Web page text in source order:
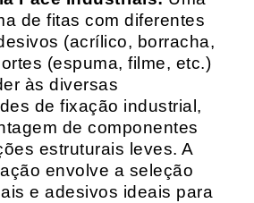
de fitas com diferentes
(acrílico, borracha,
(espuma, filme, etc.)
às diversas
de fixação industrial,
de componentes
estruturais leves. A
envolve a seleção
e adesivos ideais para